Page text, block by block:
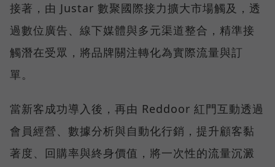
接著，由 Justar 數聚國際接力擴大市場觸及，透
過數位廣告、線下媒體與多元渠道整合，精準接
觸潛在受眾，將品牌關注轉化為實際流量與訂
單。
當新客成功導入後，再由 Reddoor 紅門互動透過
會員經營、數據分析與自動化行銷，提升顧客黏
著度、回購率與終身價值，將一次性的流量沉澱